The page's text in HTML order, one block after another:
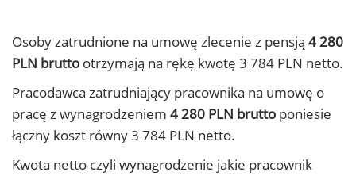
Osoby zatrudnione na umowę zlecenie z pensją 4 280
PLN brutto otrzymają na rękę kwotę 3 784 PLN netto.
Pracodawca zatrudniający pracownika na umowę o
pracę z wynagrodzeniem 4 280 PLN brutto poniesie
łączny koszt równy 3 784 PLN netto.
Kwota netto czyli wynagrodzenie jakie pracownik